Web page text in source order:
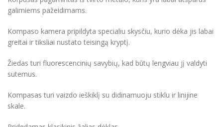
galimiems pažeidimams.
Kompaso kamera pripildyta specialiu skysčiu, kurio dėka jis labai
greitai ir tiksliai nustato teisingą kryptį.
Žiedas turi fluorescencinių savybių, kad būtų lengviau jį valdyti
sutemus.
Kompasas turi vaizdo ieškiklį su didinamuoju stiklu ir linijine
skale.